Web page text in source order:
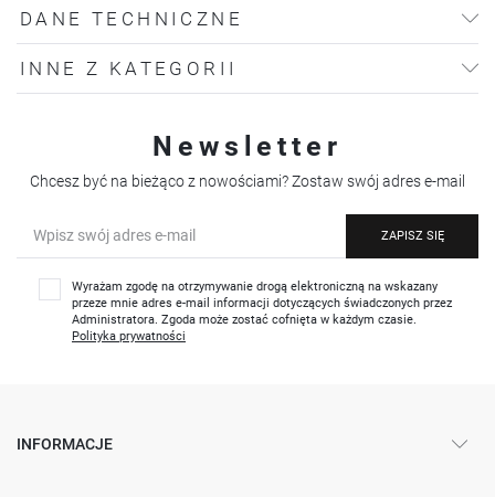
DANE TECHNICZNE
INNE Z KATEGORII
Newsletter
Chcesz być na bieżąco z nowościami? Zostaw swój adres e-mail
ZAPISZ SIĘ
Wyrażam zgodę na otrzymywanie drogą elektroniczną na wskazany
przeze mnie adres e-mail informacji dotyczących świadczonych przez
Administratora. Zgoda może zostać cofnięta w każdym czasie.
Polityka prywatności
INFORMACJE